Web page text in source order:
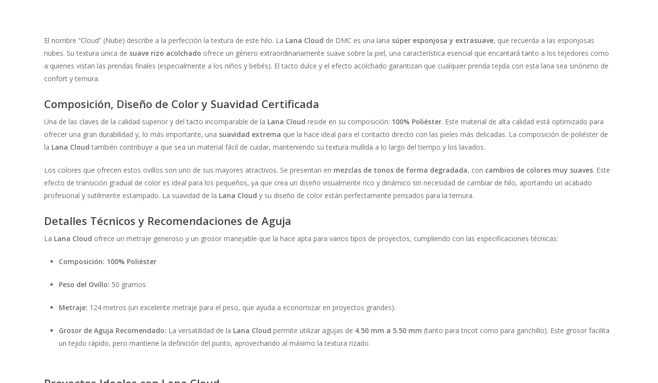
El nombre “Cloud” (Nube) describe a la perfección la textura de este hilo. La Lana Cloud de DMC es una lana súper esponjosa y extrasuave, que recuerda a las esponjosas
nubes. Su textura única de suave rizo acolchado ofrece un género extraordinariamente suave sobre la piel, una característica esencial que encantará tanto a los tejedores como
a quienes vistan las prendas finales (especialmente a los niños y bebés). El tacto dulce y el efecto acolchado garantizan que cualquier prenda tejida con esta lana sea sinónimo de
confort y ternura.
Composición, Diseño de Color y Suavidad Certificada
Una de las claves de la calidad superior y del tacto incomparable de la Lana Cloud reside en su composición: 100% Poliéster. Este material de alta calidad está optimizado para
ofrecer una gran durabilidad y, lo más importante, una suavidad extrema que la hace ideal para el contacto directo con las pieles más delicadas. La composición de poliéster de
la Lana Cloud también contribuye a que sea un material fácil de cuidar, manteniendo su textura mullida a lo largo del tiempo y los lavados.
Los colores que ofrecen estos ovillos son uno de sus mayores atractivos. Se presentan en mezclas de tonos de forma degradada, con cambios de colores muy suaves. Este
efecto de transición gradual de color es ideal para los pequeños, ya que crea un diseño visualmente rico y dinámico sin necesidad de cambiar de hilo, aportando un acabado
profesional y sutilmente estampado. La suavidad de la Lana Cloud y su diseño de color están perfectamente pensados para la ternura.
Detalles Técnicos y Recomendaciones de Aguja
La Lana Cloud ofrece un metraje generoso y un grosor manejable que la hace apta para varios tipos de proyectos, cumpliendo con las especificaciones técnicas:
Composición: 100% Poliéster
Peso del Ovillo: 50 gramos
Metraje: 124 metros (un excelente metraje para el peso, que ayuda a economizar en proyectos grandes).
Grosor de Aguja Recomendado: La versatilidad de la Lana Cloud permite utilizar agujas de 4.50 mm a 5.50 mm (tanto para tricot como para ganchillo). Este grosor facilita
un tejido rápido, pero mantiene la definición del punto, aprovechando al máximo la textura rizado.